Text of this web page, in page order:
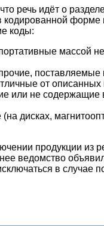
речь идёт о
коды:
массой не
поставляемые
от описанных
не содержащие в
дисках,
продукции из
ведомство
в